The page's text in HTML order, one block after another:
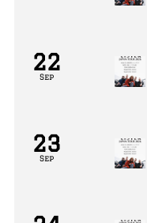
22
Sep
23
Sep